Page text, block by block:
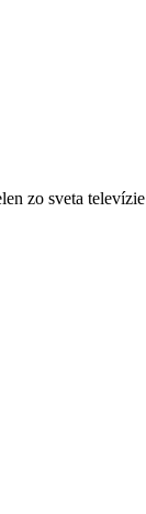
zo sveta televízie